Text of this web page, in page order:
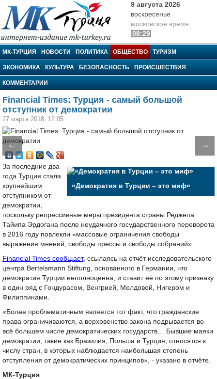
МК-Турция
9 августа 2026
воскресенье
московское время
08:29
МК-ТУРЦИЯ НОВОСТИ ПОЛИТИКА ОБЩЕСТВО ТУРИЗМ
ЭКОНОМИКА КУЛЬТУРА БЕЗОПАСНОСТЬ ПРОИСШЕСТВИЯ
КОММЕНТАРИИ
Financial Times: Турция - самый большой
отступник от демократии
27 марта 2018, 12:05
← →
«Демократия в Турции – это миф»
За последние два
года Турция стала
крупнейшим
отступником от
демократии,
поскольку репрессивные меры президента страны Реджепа
Тайипа Эрдогана после неудачного государственного переворота
в 2016 году повлекли «массовые ограничения свободы
выражения мнений, свободы прессы и свободы собраний».
Financial Times сообщает, ссылаясь на отчёт исследовательского
центра Bertelsmann Stiftung, основанного в Германии, что
демократия Турции неполноценна, и ставит её по этому признаку
в один ряд с Гондурасом, Венгрией, Молдовой, Нигером и
Филиппинами.
«Более проблематичным является тот факт, что гражданские
права ограничиваются, а верховенство закона подрывается во
всё большем числе демократических государств… Бывшие маяки
демократии, такие как Бразилия, Польша и Турция, относятся к
числу стран, в которых наблюдается наибольшая степень
отступления от демократических принципов», - указано в отчёте.
МК-Турция